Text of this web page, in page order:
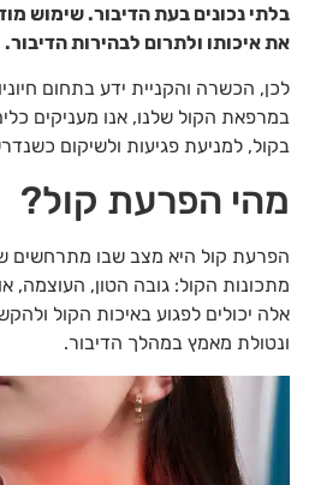
בלתי נכונים בעת הדיבור. שימוש
את איכותו ולתרום לבהירות הדיבור.
לכן, הכשרה והקניית ידע בתחום
במרפאת הקול שלנו, אנו מעניקים
בקול, למניעת פגיעות ולשיקום
מהי הפרעת קול?
הפרעת קול היא מצב שבו מתרחשים
מתכונות הקול: גובה הטון, העוצמה,
אלה יכולים לפגוע באיכות הקול
ונטולת מאמץ במהלך הדיבור.